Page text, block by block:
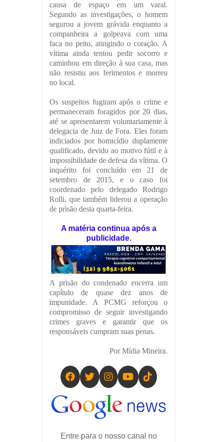
causa de espaço em um varal.
Segundo as investigações, o homem
segurou a jovem grávida enquanto a
companheira a golpeava com uma
faca no peito, atingindo o coração. A
vítima ainda tentou pedir socorro e
caminhou em direção à sua casa, mas
não resistiu aos ferimentos e morreu
no local.
Os suspeitos fugiram após o crime e
permaneceram foragidos por 20 dias,
até se apresentarem voluntariamente à
delegacia de Juiz de Fora. Eles foram
indiciados por homicídio duplamente
qualificado, devido ao motivo fútil e à
impossibilidade de defesa da vítima. O
inquérito foi concluído em 21 de
setembro de 2015, e o caso foi
coordenado pelo delegado Rodrigo
Rolli, que também liderou a operação
de prisão desta quarta-feira.
A matéria continua após a
publicidade.
A prisão do condenado encerra um
capítulo de quase dez anos de
impunidade. A PCMG reforçou o
compromisso de seguir investigando
crimes graves e garantir que os
responsáveis cumpram suas penas.
Por Mídia Mineira.
Entre para o nosso canal no